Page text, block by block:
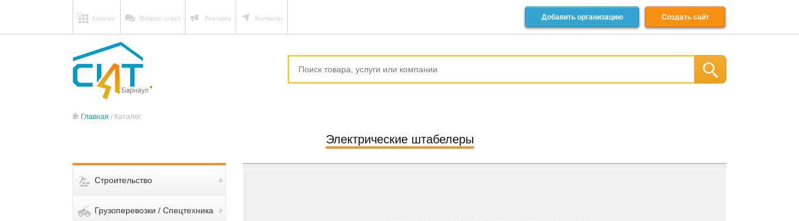
Каталог Вопрос-ответ Реклама Контакты Добавить организацию Создать сайт
Главная / Каталог
Электрические штабелеры
Строительство
Грузоперевозки / Спецтехника